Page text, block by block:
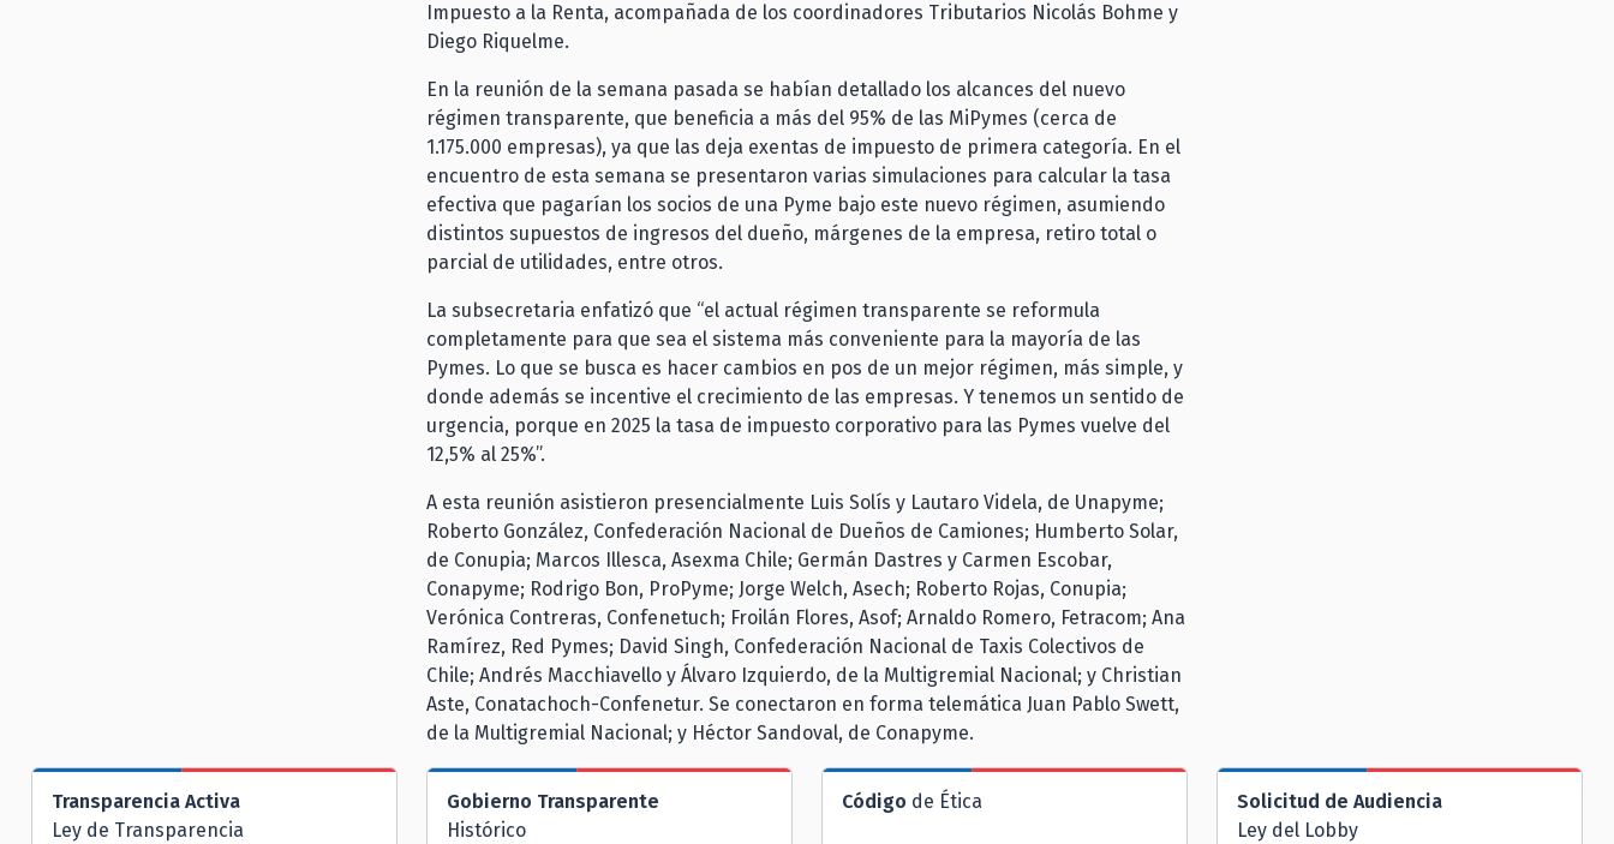
Impuesto a la Renta, acompañada de los coordinadores Tributarios Nicolás Bohme y
Diego Riquelme.
En la reunión de la semana pasada se habían detallado los alcances del nuevo
régimen transparente, que beneficia a más del 95% de las MiPymes (cerca de
1.175.000 empresas), ya que las deja exentas de impuesto de primera categoría. En el
encuentro de esta semana se presentaron varias simulaciones para calcular la tasa
efectiva que pagarían los socios de una Pyme bajo este nuevo régimen, asumiendo
distintos supuestos de ingresos del dueño, márgenes de la empresa, retiro total o
parcial de utilidades, entre otros.
La subsecretaria enfatizó que “el actual régimen transparente se reformula
completamente para que sea el sistema más conveniente para la mayoría de las
Pymes. Lo que se busca es hacer cambios en pos de un mejor régimen, más simple, y
donde además se incentive el crecimiento de las empresas. Y tenemos un sentido de
urgencia, porque en 2025 la tasa de impuesto corporativo para las Pymes vuelve del
12,5% al 25%”.
A esta reunión asistieron presencialmente Luis Solís y Lautaro Videla, de Unapyme;
Roberto González, Confederación Nacional de Dueños de Camiones; Humberto Solar,
de Conupia; Marcos Illesca, Asexma Chile; Germán Dastres y Carmen Escobar,
Conapyme; Rodrigo Bon, ProPyme; Jorge Welch, Asech; Roberto Rojas, Conupia;
Verónica Contreras, Confenetuch; Froilán Flores, Asof; Arnaldo Romero, Fetracom; Ana
Ramírez, Red Pymes; David Singh, Confederación Nacional de Taxis Colectivos de
Chile; Andrés Macchiavello y Álvaro Izquierdo, de la Multigremial Nacional; y Christian
Aste, Conatachoch-Confenetur. Se conectaron en forma telemática Juan Pablo Swett,
de la Multigremial Nacional; y Héctor Sandoval, de Conapyme.
Transparencia Activa
Ley de Transparencia
Gobierno Transparente
Histórico
Código de Ética
Solicitud de Audiencia
Ley del Lobby